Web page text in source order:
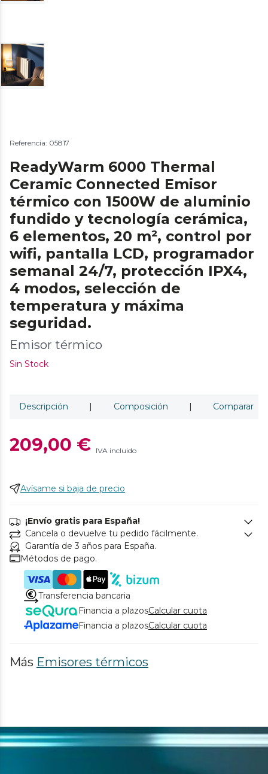
Referencia: 05817
ReadyWarm 6000 Thermal
Ceramic Connected Emisor
térmico con 1500W de aluminio
fundido y tecnología cerámica,
6 elementos, 20 m², control por
wifi, pantalla LCD, programador
semanal 24/7, protección IPX4,
4 modos, selección de
temperatura y máxima
seguridad.
Emisor térmico
Sin Stock
Descripción | Composición | Comparar
209,00 € IVA incluido
Avísame si baja de precio
¡Envío gratis para España!
Cancela o devuelve tu pedido fácilmente.
Garantía de 3 años para España.
Métodos de pago.
Transferencia bancaria
Financia a plazosCalcular cuota
Financia a plazosCalcular cuota
Más Emisores térmicos